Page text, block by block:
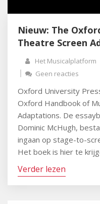
Nieuw: The
Theatre Screen
Het Musicalplatform
Geen reacties
Oxford University
Oxford Handbook of
Adaptations. De
Dominic McHugh,
ingaan op stage-to-
Het boek is hier te
Verder lezen